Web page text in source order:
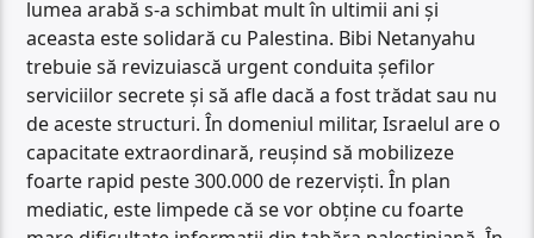
lumea arabă s-a schimbat mult în ultimii ani și
aceasta este solidară cu Palestina. Bibi Netanyahu
trebuie să revizuiască urgent conduita șefilor
serviciilor secrete și să afle dacă a fost trădat sau nu
de aceste structuri. În domeniul militar, Israelul are o
capacitate extraordinară, reușind să mobilizeze
foarte rapid peste 300.000 de rezerviști. În plan
mediatic, este limpede că se vor obține cu foarte